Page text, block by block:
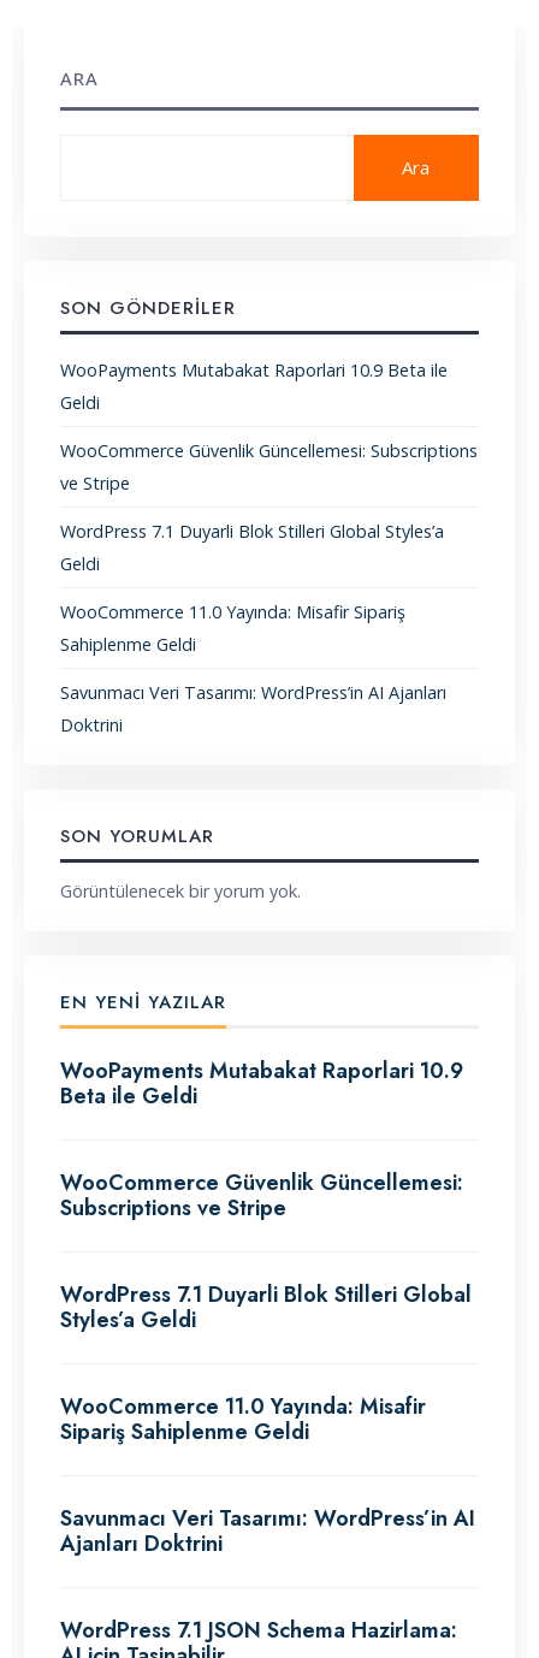
ARA
Ara
SON GÖNDERILER
WooPayments Mutabakat Raporlari 10.9 Beta ile
Geldi
WooCommerce Güvenlik Güncellemesi: Subscriptions
ve Stripe
WordPress 7.1 Duyarli Blok Stilleri Global Styles’a
Geldi
WooCommerce 11.0 Yayında: Misafir Sipariş
Sahiplenme Geldi
Savunmacı Veri Tasarımı: WordPress’in AI Ajanları
Doktrini
SON YORUMLAR
Görüntülenecek bir yorum yok.
EN YENI YAZILAR
WooPayments Mutabakat Raporlari 10.9
Beta ile Geldi
WooCommerce Güvenlik Güncellemesi:
Subscriptions ve Stripe
WordPress 7.1 Duyarli Blok Stilleri Global
Styles’a Geldi
WooCommerce 11.0 Yayında: Misafir
Sipariş Sahiplenme Geldi
Savunmacı Veri Tasarımı: WordPress’in AI
Ajanları Doktrini
WordPress 7.1 JSON Schema Hazirlama: